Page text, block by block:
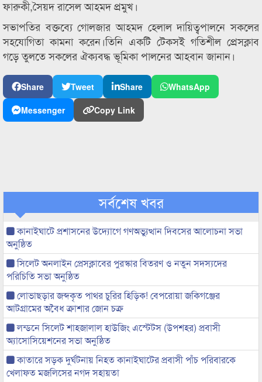
ফারুকী,সৈয়দ রাসেল আহমদ প্রমুখ।
সভাপতির বক্তব্যে গোলজার আহমদ হেলাল দায়িত্বপালনে সকলের
সহযোগিতা কামনা করেন।তিনি একটি টেকসই গতিশীল প্রেসক্লাব
গড়ে তুলতে সকলের ঐক্যবদ্ধ ভূমিকা পালনের আহবান জানান।
Share Tweet Share
WhatsApp
Messenger
Copy Link
সর্বশেষ খবর
কানাইঘাটে প্রশাসনের উদ্যোগে গণঅভ্যুত্থান দিবসের আলোচনা সভা
অনুষ্ঠিত
সিলেট অনলাইন প্রেসক্লাবের পুরস্কার বিতরণ ও নতুন সদস্যদের
পরিচিতি সভা অনুষ্ঠিত
লোভাছড়ার জব্দকৃত পাথর চুরির হিড়িক! বেপরোয়া জকিগঞ্জের
আটগ্রামের অবৈধ ক্রাশার জোন চক্র
লন্ডনে সিলেট শাহজালাল হাউজিং এস্টেটস (উপশহর) প্রবাসী
অ্যাসোসিয়েশনের সভা অনুষ্ঠিত
কাতারে সড়ক দুর্ঘটনায় নিহত কানাইঘাটের প্রবাসী পাঁচ পরিবারকে
খেলাফত মজলিসের নগদ সহায়তা